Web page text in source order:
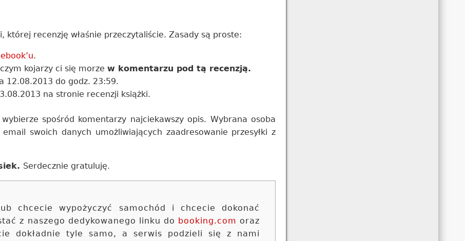
której recenzję właśnie przeczytaliście. Zasady są proste:
.
kojarzy ci się morze w komentarzu pod tą recenzją.
12.08.2013 do godz. 23:59.
na stronie recenzji książki.
spośród komentarzy najciekawszy opis. Wybrana osoba
swoich danych umożliwiających zaadresowanie przesyłki z
Serdecznie gratuluję.
chcecie wypożyczyć samochód i chcecie dokonać
z naszego dedykowanego linku do booking.com oraz
dokładnie tyle samo, a serwis podzieli się z nami